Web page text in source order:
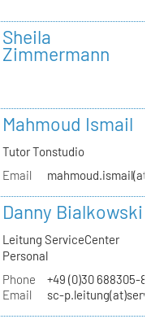
Sheila
Zimmermann
Mahmoud Ismail
Tutor Tonstudio
Email
Danny Bialkowski
Leitung ServiceCenter
Personal
Phone
+49 (0)30 688305-
Email
sc-